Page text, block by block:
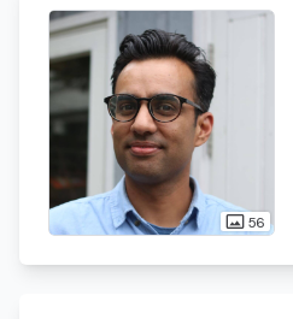
photo_size_select_actual56